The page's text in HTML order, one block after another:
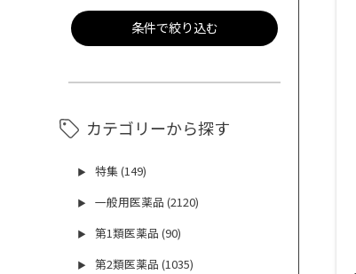
条件で絞り込む
カテゴリーから探す
▶ 特集 (149)
▶ 一般用医薬品 (2120)
▶ 第1類医薬品 (90)
▶ 第2類医薬品 (1035)